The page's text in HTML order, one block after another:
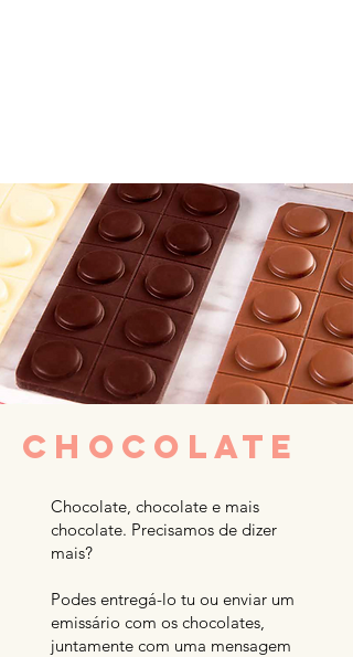
CHOCOLATE
Chocolate, chocolate e mais
chocolate. Precisamos de dizer
mais?
Podes entregá-lo tu ou enviar um
emissário com os chocolates,
juntamente com uma mensagem